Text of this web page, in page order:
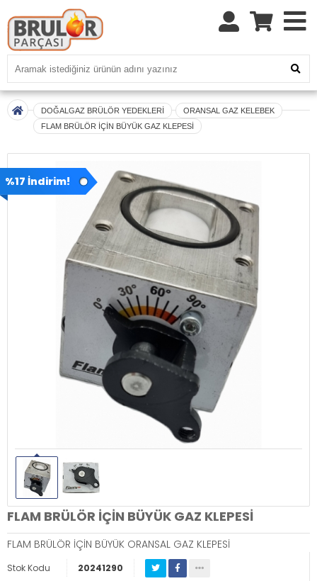
DOĞALGAZ BRÜLÖR YEDEKLERİ
ORANSAL GAZ KELEBEK
FLAM BRÜLÖR İÇİN BÜYÜK GAZ KLEPESİ
%17 İndirim!
FLAM BRÜLÖR İÇİN BÜYÜK GAZ KLEPESİ
FLAM BRÜLÖR İÇİN BÜYÜK ORANSAL GAZ KLEPESİ
Stok Kodu 20241290